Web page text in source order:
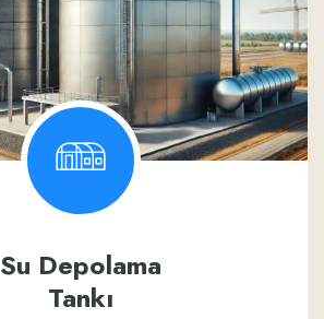
Su Depolama
Tankı